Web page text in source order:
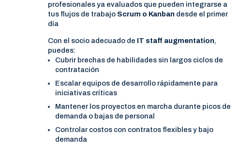
profesionales ya evaluados que pueden integrarse a
tus flujos de trabajo Scrum o Kanban desde el primer
día
Con el socio adecuado de IT staff augmentation,
puedes:
Cubrir brechas de habilidades sin largos ciclos de
contratación
Escalar equipos de desarrollo rápidamente para
iniciativas críticas
Mantener los proyectos en marcha durante picos de
demanda o bajas de personal
Controlar costos con contratos flexibles y bajo
demanda